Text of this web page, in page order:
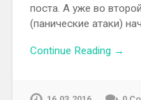
поста. А уже во
(панические атаки)
Continue Reading →